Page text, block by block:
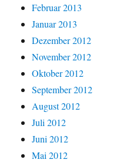
Februar 2013
Januar 2013
Dezember 2012
November 2012
Oktober 2012
September 2012
August 2012
Juli 2012
Juni 2012
Mai 2012